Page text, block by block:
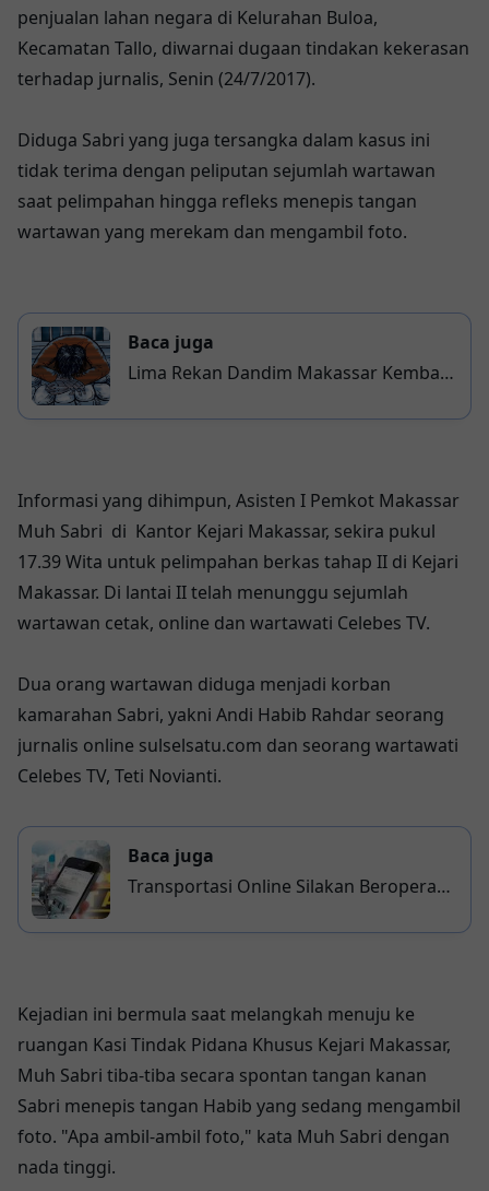
penjualan lahan negara di Kelurahan Buloa,
Kecamatan Tallo, diwarnai dugaan tindakan kekerasan
terhadap jurnalis, Senin (24/7/2017).
Diduga Sabri yang juga tersangka dalam kasus ini
tidak terima dengan peliputan sejumlah wartawan
saat pelimpahan hingga refleks menepis tangan
wartawan yang merekam dan mengambil foto.
Baca juga
Lima Rekan Dandim Makassar Kembali
Informasi yang dihimpun, Asisten I Pemkot Makassar
Muh Sabri di Kantor Kejari Makassar, sekira pukul
17.39 Wita untuk pelimpahan berkas tahap II di Kejari
Makassar. Di lantai II telah menunggu sejumlah
wartawan cetak, online dan wartawati Celebes TV.
Dua orang wartawan diduga menjadi korban
kamarahan Sabri, yakni Andi Habib Rahdar seorang
jurnalis online sulselsatu.com dan seorang wartawati
Celebes TV, Teti Novianti.
Baca juga
Transportasi Online Silakan Beroperasi
Kejadian ini bermula saat melangkah menuju ke
ruangan Kasi Tindak Pidana Khusus Kejari Makassar,
Muh Sabri tiba-tiba secara spontan tangan kanan
Sabri menepis tangan Habib yang sedang mengambil
foto. "Apa ambil-ambil foto," kata Muh Sabri dengan
nada tinggi.